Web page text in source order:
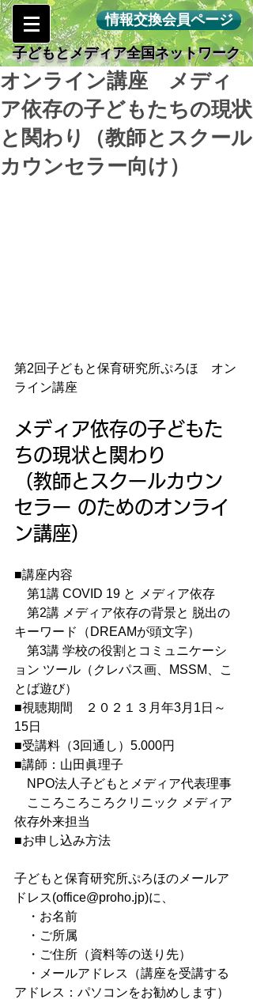
子どもとメディア全国ネットワーク
情報交換会員ページ
オンライン講座 メディ
ア依存の子どもたちの現状
と関わり（教師とスクール
カウンセラー向け）
第2回子どもと保育研究所ぷろほ　オン
ライン講座
メディア依存の子どもた
ちの現状と関わり
（教師とスクールカウン
セラー のためのオンライ
ン講座）
■講座内容
第1講 COVID 19 と メディア依存
第2講 メディア依存の背景と 脱出の
キーワード（DREAMが頭文字）
第3講 学校の役割とコミュニケーシ
ョン ツール（クレパス画、MSSM、こ
とば遊び）
■視聴期間　２０２１３月年3月1日～
15日
■受講料（3回通し）5.000円
■講師：山田眞理子
NPO法人子どもとメディア代表理事
こころころころクリニック メディア
依存外来担当
■お申し込み方法
子どもと保育研究所ぷろほのメールア
ドレス(office@proho.jp)に、
・お名前
・ご所属
・ご住所（資料等の送り先）
・メールアドレス（講座を受講する
アドレス：パソコンをお勧めします）